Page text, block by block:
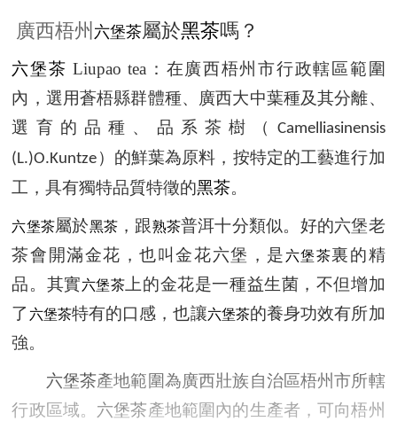
廣西梧州 六堡茶屬於黑茶嗎？
六堡茶 Liupao tea ：在廣西梧州市行政轄區範圍
內，選用蒼梧縣群體種、廣西大中葉種及其分離、
選育的品種、品系茶樹（ Camelliasinensis
(L.)O.Kuntze ）的鮮葉為原料，按特定的工藝進行加
工，具有獨特品質特徵的黑茶。
六堡茶屬於黑茶 ，跟熟茶普洱十分類似。好的六堡老
茶會開滿金花，也叫金花六堡，是 六堡茶裏的精
品。其實六堡茶 上的金花是一種益生菌，不但增加
了 六堡茶特有的口感，也讓六堡茶的養身功效有所加
強。
六堡茶產地範圍為廣西壯族自治區梧州市所轄
行政區域。 六堡茶產地範圍內的生產者，可向梧州